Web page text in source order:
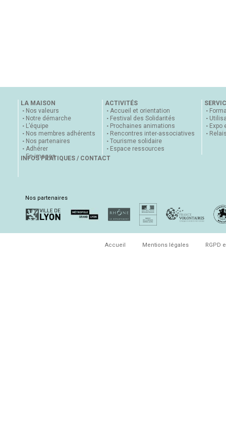
LA MAISON
Nos valeurs
Notre démarche
L’équipe
Nos membres adhérents
Nos partenaires
Adhérer
En images
ACTIVITÉS
Accueil et orientation
Festival des Solidarités
Prochaines animations
Rencontres inter-associatives
Tourisme solidaire
Espace ressources
Expo
INFOS PRATIQUES / CONTACT
Nos partenaires
Accueil Mentions légales RGPD